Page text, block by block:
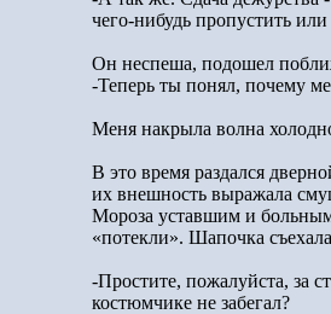
чего-нибудь пропустить или
Он неспеша, подошел
-Теперь ты понял, почему
Меня накрыла волна
В это время раздался
их внешность выражала
Мороза уставшим и
«потекли». Шапочка
-Простите, пожалуйста, за
костюмчике не забегал?